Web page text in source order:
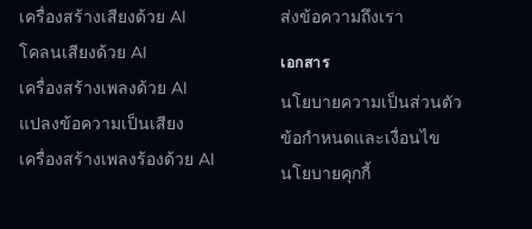
เครื่องสร้างเสียงด้วย AI
โคลนเสียงด้วย AI
เครื่องสร้างเพลงด้วย AI
แปลงข้อความเป็นเสียง
เครื่องสร้างเพลงร้องด้วย AI
ส่งข้อความถึงเรา
เอกสาร
นโยบายความเป็นส่วนตัว
ข้อกำหนดและเงื่อนไข
นโยบายคุกกี้